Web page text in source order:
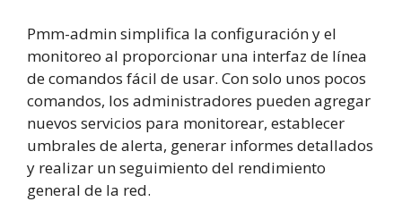
Pmm-admin simplifica la configuración y el
monitoreo al proporcionar una interfaz de línea
de comandos fácil de usar. Con solo unos pocos
comandos, los administradores pueden agregar
nuevos servicios para monitorear, establecer
umbrales de alerta, generar informes detallados
y realizar un seguimiento del rendimiento
general de la red.